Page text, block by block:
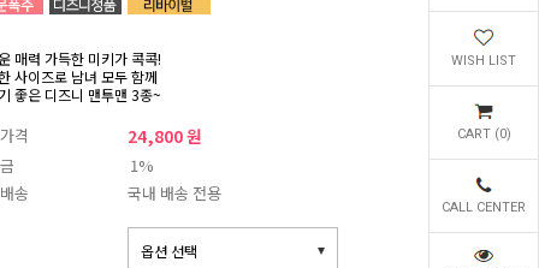
WISH LIST
CART (0)
CALL CENTER
매력 가득한 미키가 콕콕!
사이즈로 남녀 모두 함께
좋은 디즈니 맨투맨 3종~
격 24,800 원
1%
송
국내 배송 전용